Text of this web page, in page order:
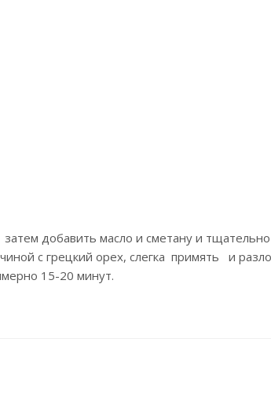
добавить масло и сметану и
с грецкий орех, слегка примять и
15-20 минут.